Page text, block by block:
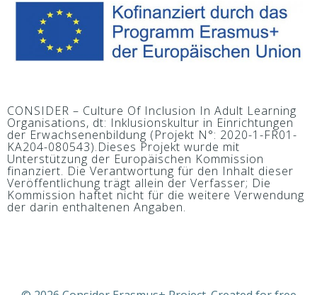
CONSIDER – Culture Of Inclusion In Adult Learning
Organisations, dt: Inklusionskultur in Einrichtungen
der Erwachsenenbildung (Projekt N°: 2020-1-FR01-
KA204-080543).Dieses Projekt wurde mit
Unterstützung der Europäischen Kommission
finanziert. Die Verantwortung für den Inhalt dieser
Veröffentlichung trägt allein der Verfasser; Die
Kommission haftet nicht für die weitere Verwendung
der darin enthaltenen Angaben.